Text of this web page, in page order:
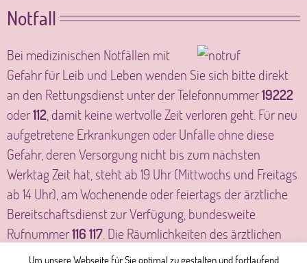
Notfall
Bei medizinischen Notfällen mit
Gefahr für Leib und Leben wenden Sie sich bitte direkt
an den Rettungsdienst unter der Telefonnummer19222
oder112, damit keine wertvolle Zeit verloren geht. Für neu
aufgetretene Erkrankungen oder Unfälle ohne diese
Gefahr, deren Versorgung nicht bis zum nächsten
Werktag Zeit hat, steht ab 19 Uhr (Mittwochs und Freitags
ab 14 Uhr), am Wochenende oder feiertags der ärztliche
Bereitschaftsdienst zur Verfügung, bundesweite
Rufnummer116 117. Die Räumlichkeiten des ärztlichen
Bereitschaftsdienstes finden Sie am GPR Klinikum,
Um unsere Webseite für Sie optimal zu gestalten und fortlaufend